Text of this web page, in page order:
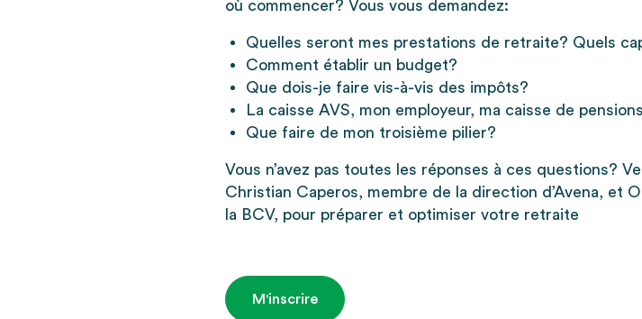
où commencer? Vous vous demandez:
Quelles seront mes prestations de retraite? Quels
Comment établir un budget?
Que dois-je faire vis-à-vis des impôts?
La caisse AVS, mon employeur, ma caisse de
Que faire de mon troisième pilier?
Vous n’avez pas toutes les réponses à ces questions?
Christian Caperos, membre de la direction d’Avena, et
la BCV, pour préparer et optimiser votre retraite
M'inscrire